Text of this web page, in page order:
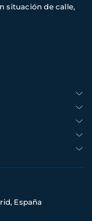
situación de calle,
España